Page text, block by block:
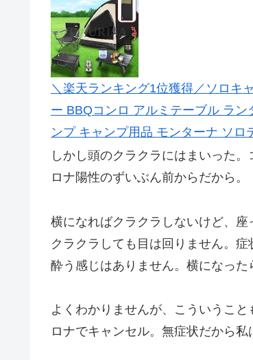
＼楽天ランキング1位獲得／ソロキ
ー BBQコンロ アルミテーブル ラ
ンプ キャンプ用品 モンターナ ソロ
しかし頭のクラクラにはまいった
ロナ陽性のずいぶん前からだから。
横になればクラクラしないけど、座
クラクラしても目は回りません。症
酔う感じはありません。横になった
よくわかりませんが、こういうこ
ロナでキャンセル。無症状だから私